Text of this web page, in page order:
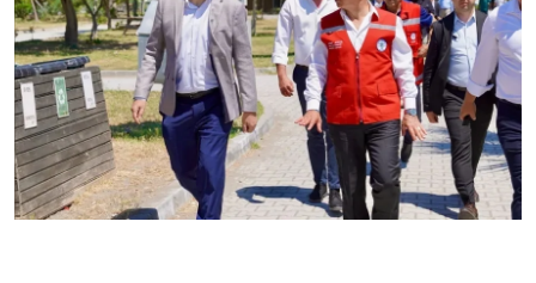
Yerel Yönetimler
Mülki İdare
Toplum ve Yaşam
Sivil Toplum Kuruluşları